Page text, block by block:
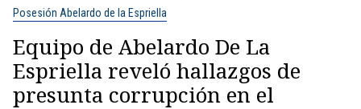
Posesión Abelardo de la Espriella
Equipo de Abelardo De La
Espriella reveló hallazgos de
presunta corrupción en el